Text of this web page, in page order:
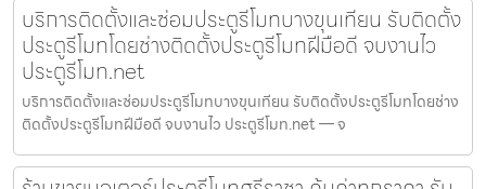
บริการติดตั้งและซ่อมประตูรีโมทบางขุนเทียน รับติดตั้ง
ประตูรีโมทโดยช่างติดตั้งประตูรีโมทฝีมือดี จบงานไว
ประตูรีโมท.net
บริการติดตั้งและซ่อมประตูรีโมทบางขุนเทียน รับติดตั้งประตูรีโมทโดยช่าง
ติดตั้งประตูรีโมทฝีมือดี จบงานไว ประตูรีโมท.net — จ